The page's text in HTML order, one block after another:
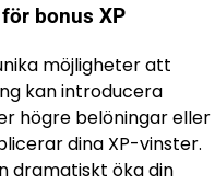
bonus XP
möjligheter att
kan introducera
högre belöningar eller
dina XP-vinster.
dramatiskt öka din